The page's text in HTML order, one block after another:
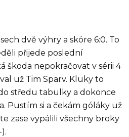
dvě výhry a skóre 6:0. To
přijede poslední
škoda nepokračovat v sérii 4
už Tim Sparv. Kluky to
středu tabulky a dokonce
Pustím si a čekám góláky už
zase vypálili všechny broky